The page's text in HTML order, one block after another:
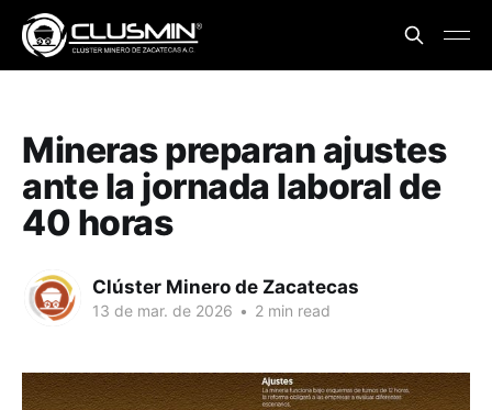
Mineras preparan ajustes
ante la jornada laboral de
40 horas
Clúster Minero de Zacatecas
13 de mar. de 2026 • 2 min read